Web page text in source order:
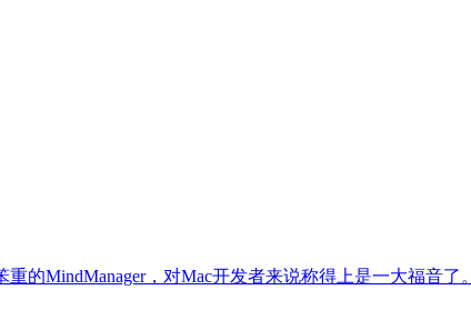
的MindManager，对Mac开发者来说称得上是一大福音了。